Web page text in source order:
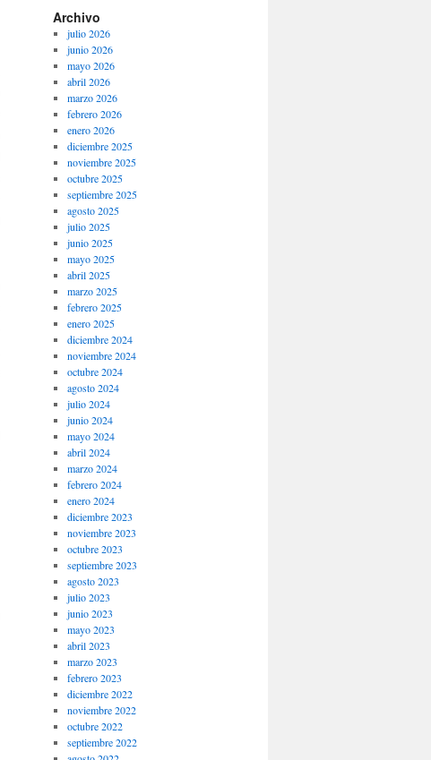
Archivo
julio 2026
junio 2026
mayo 2026
abril 2026
marzo 2026
febrero 2026
enero 2026
diciembre 2025
noviembre 2025
octubre 2025
septiembre 2025
agosto 2025
julio 2025
junio 2025
mayo 2025
abril 2025
marzo 2025
febrero 2025
enero 2025
diciembre 2024
noviembre 2024
octubre 2024
agosto 2024
julio 2024
junio 2024
mayo 2024
abril 2024
marzo 2024
febrero 2024
enero 2024
diciembre 2023
noviembre 2023
octubre 2023
septiembre 2023
agosto 2023
julio 2023
junio 2023
mayo 2023
abril 2023
marzo 2023
febrero 2023
diciembre 2022
noviembre 2022
octubre 2022
septiembre 2022